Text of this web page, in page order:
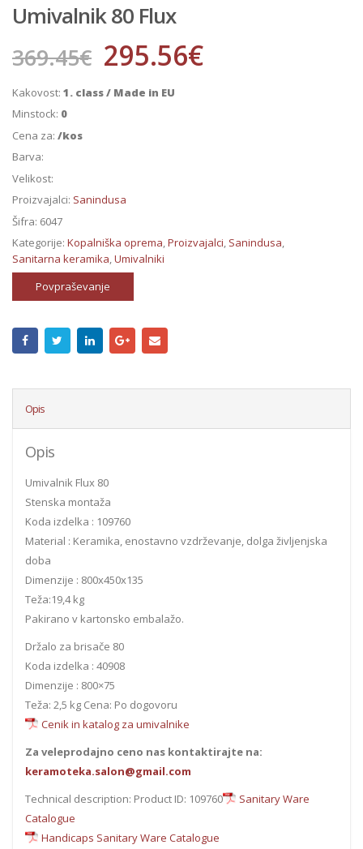
Umivalnik 80 Flux
369.45€ 295.56€
Kakovost: 1. class / Made in EU
Minstock: 0
Cena za: /kos
Barva:
Velikost:
Proizvajalci: Sanindusa
Šifra: 6047
Kategorije: Kopalniška oprema,Proizvajalci, Sanindusa,
Sanitarna keramika,Umivalniki
Povpraševanje
Opis
Opis
Umivalnik Flux 80
Stenska montaža
Koda izdelka : 109760
Material : Keramika, enostavno vzdrževanje, dolga življenjska
doba
Dimenzije : 800x450x135
Teža:19,4 kg
Pakirano v kartonsko embalažo.
Držalo za brisače 80
Koda izdelka : 40908
Dimenzije : 800×75
Teža: 2,5 kg Cena: Po dogovoru
Cenik in katalog za umivalnike
Za veleprodajno ceno nas kontaktirajte na:
keramoteka.salon@gmail.com
Technical description: Product ID: 109760
Sanitary Ware
Catalogue
Handicaps Sanitary Ware Catalogue